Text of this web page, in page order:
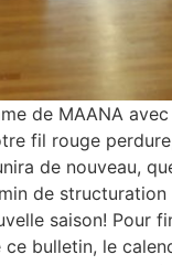
de MAANA
fil rouge
de nouveau,
de
saison! Pour
bulletin, le